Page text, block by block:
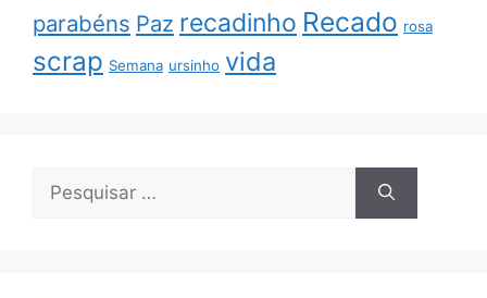
parabéns Paz recadinho Recado rosa
scrap Semana ursinho vida
por: